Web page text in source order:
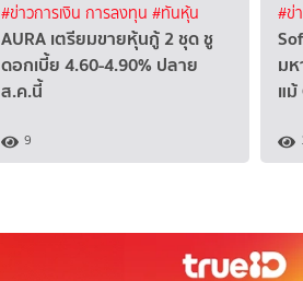
#ข่าวการเงิน การลงทุน #ทันหุ้น
AURA เตรียมขายหุ้นกู้ 2 ชุด ชู
ดอกเบี้ย 4.60-4.90% ปลาย
ส.ค.นี้
9
#ข่
ม
แม้